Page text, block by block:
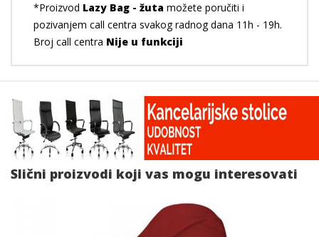
*Proizvod Lazy Bag - žuta možete poručiti i
pozivanjem call centra svakog radnog dana 11h - 19h.
Broj call centra Nije u funkciji
Slični proizvodi koji vas mogu interesovati